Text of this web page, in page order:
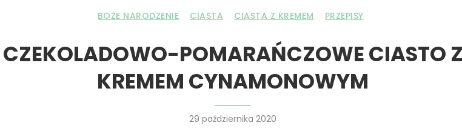
BOŻE NARODZENIE CIASTA CIASTA Z KREMEM PRZEPISY
CZEKOLADOWO-POMARAŃCZOWE CIASTO Z
KREMEM CYNAMONOWYM
29 października 2020